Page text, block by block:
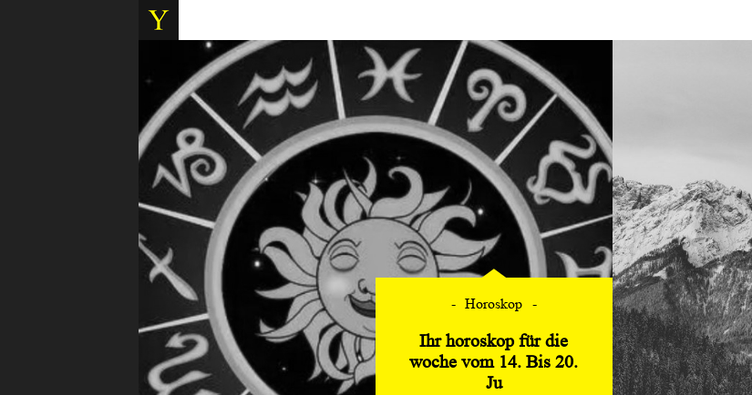
Horoskop
Ihr horoskop für die
woche vom 14. Bis 20.
Ju